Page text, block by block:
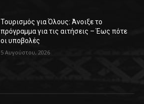
Τουρισμός για Όλους: Άνοιξε το
πρόγραμμα για τις αιτήσεις – Έως πότε
οι υποβολές
5 Αυγούστου, 2026